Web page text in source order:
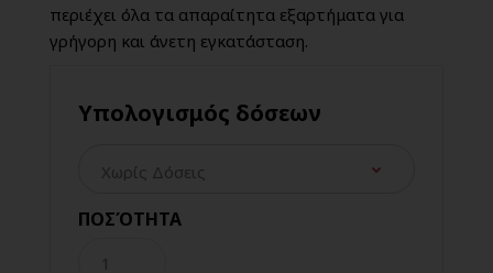
περιέχει όλα τα απαραίτητα εξαρτήματα για
γρήγορη και άνετη εγκατάσταση.
Υπολογισμός δόσεων
ΠΟΣΌΤΗΤΑ